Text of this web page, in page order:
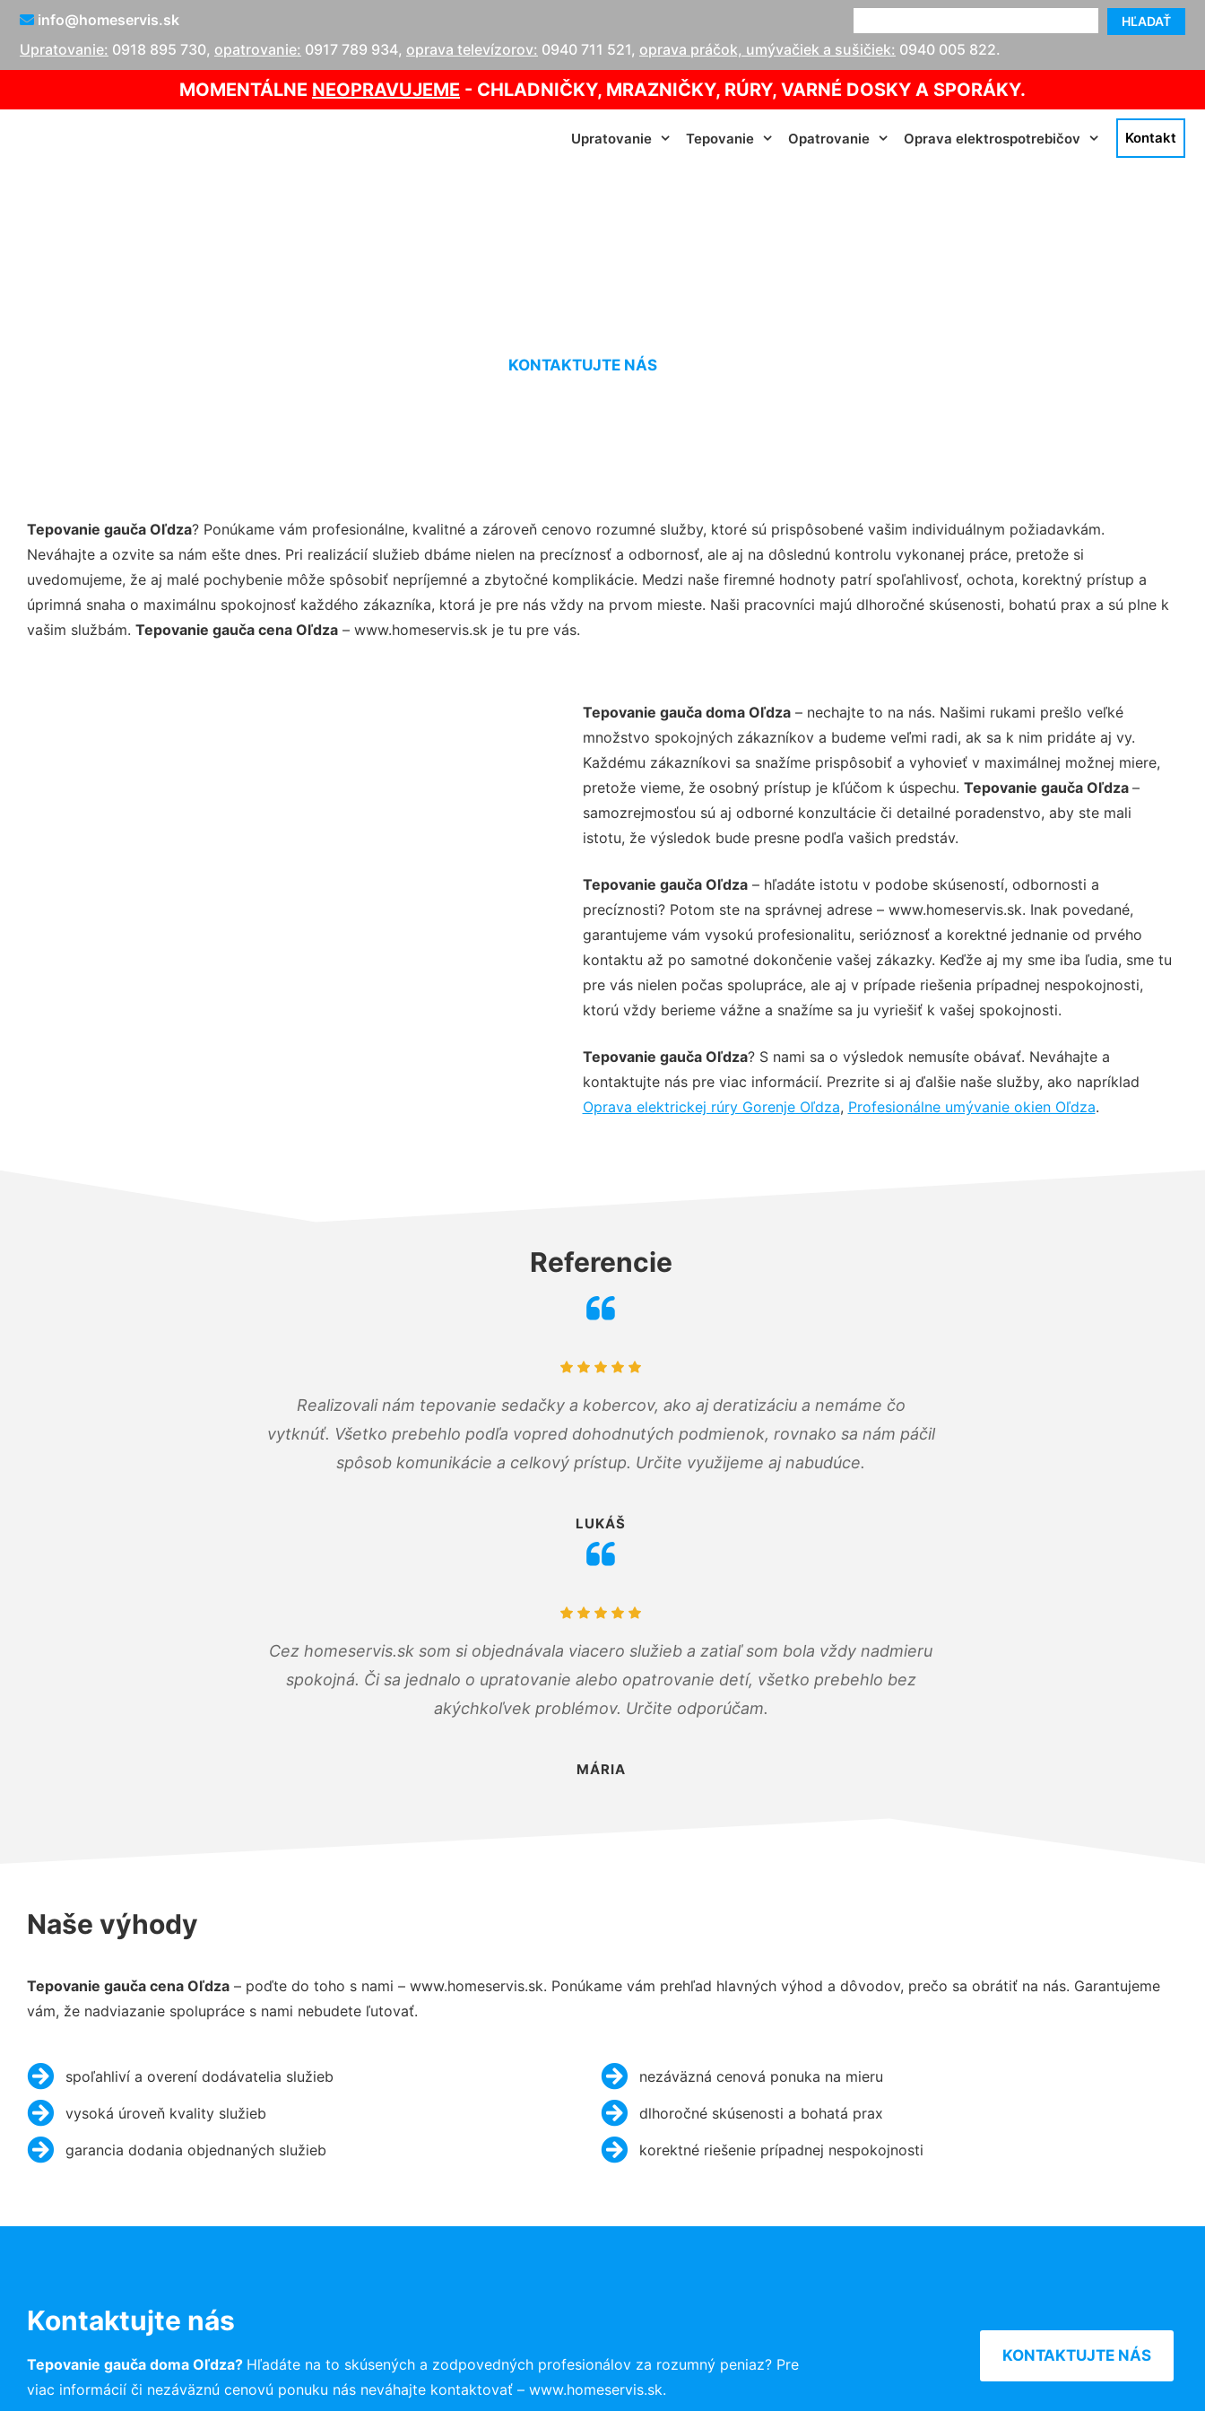
HĽADAŤ
info@homeservis.sk
Upratovanie: 0918 895 730, opatrovanie: 0917 789 934, oprava televízorov: 0940 711 521, oprava práčok, umývačiek a sušičiek: 0940 005 822.
MOMENTÁLNE NEOPRAVUJEME - CHLADNIČKY, MRAZNIČKY, RÚRY, VARNÉ DOSKY A SPORÁKY.
Upratovanie Tepovanie Opatrovanie Oprava elektrospotrebičov Kontakt
KONTAKTUJTE NÁS
Tepovanie gauča Oľdza? Ponúkame vám profesionálne, kvalitné a zároveň cenovo rozumné služby, ktoré sú prispôsobené vašim individuálnym požiadavkám.
Neváhajte a ozvite sa nám ešte dnes. Pri realizácií služieb dbáme nielen na precíznosť a odbornosť, ale aj na dôslednú kontrolu vykonanej práce, pretože si
uvedomujeme, že aj malé pochybenie môže spôsobiť nepríjemné a zbytočné komplikácie. Medzi naše firemné hodnoty patrí spoľahlivosť, ochota, korektný prístup a
úprimná snaha o maximálnu spokojnosť každého zákazníka, ktorá je pre nás vždy na prvom mieste. Naši pracovníci majú dlhoročné skúsenosti, bohatú prax a sú plne k
vašim službám. Tepovanie gauča cena Oľdza – www.homeservis.sk je tu pre vás.
Tepovanie gauča doma Oľdza– nechajte to na nás. Našimi rukami prešlo veľké
množstvo spokojných zákazníkov a budeme veľmi radi, ak sa k nim pridáte aj vy.
Každému zákazníkovi sa snažíme prispôsobiť a vyhovieť v maximálnej možnej miere,
pretože vieme, že osobný prístup je kľúčom k úspechu. Tepovanie gauča Oľdza –
samozrejmosťou sú aj odborné konzultácie či detailné poradenstvo, aby ste mali
istotu, že výsledok bude presne podľa vašich predstáv.
Tepovanie gauča Oľdza– hľadáte istotu v podobe skúseností, odbornosti a
precíznosti? Potom ste na správnej adrese – www.homeservis.sk. Inak povedané,
garantujeme vám vysokú profesionalitu, serióznosť a korektné jednanie od prvého
kontaktu až po samotné dokončenie vašej zákazky. Keďže aj my sme iba ľudia, sme tu
pre vás nielen počas spolupráce, ale aj v prípade riešenia prípadnej nespokojnosti,
ktorú vždy berieme vážne a snažíme sa ju vyriešiť k vašej spokojnosti.
Tepovanie gauča Oľdza? S nami sa o výsledok nemusíte obávať. Neváhajte a
kontaktujte nás pre viac informácií. Prezrite si aj ďalšie naše služby, ako napríklad
Oprava elektrickej rúry Gorenje Oľdza, Profesionálne umývanie okien Oľdza.
Referencie
Realizovali nám tepovanie sedačky a kobercov, ako aj deratizáciu a nemáme čo
vytknúť. Všetko prebehlo podľa vopred dohodnutých podmienok, rovnako sa nám páčil
spôsob komunikácie a celkový prístup. Určite využijeme aj nabudúce.
LUKÁŠ
Cez homeservis.sk som si objednávala viacero služieb a zatiaľ som bola vždy nadmieru
spokojná. Či sa jednalo o upratovanie alebo opatrovanie detí, všetko prebehlo bez
akýchkoľvek problémov. Určite odporúčam.
MÁRIA
Naše výhody
Tepovanie gauča cena Oľdza – poďte do toho s nami – www.homeservis.sk. Ponúkame vám prehľad hlavných výhod a dôvodov, prečo sa obrátiť na nás. Garantujeme
vám, že nadviazanie spolupráce s nami nebudete ľutovať.
spoľahliví a overení dodávatelia služieb
vysoká úroveň kvality služieb
garancia dodania objednaných služieb
nezáväzná cenová ponuka na mieru
dlhoročné skúsenosti a bohatá prax
korektné riešenie prípadnej nespokojnosti
Kontaktujte nás
Tepovanie gauča doma Oľdza? Hľadáte na to skúsených a zodpovedných profesionálov za rozumný peniaz? Pre
viac informácií či nezáväznú cenovú ponuku nás neváhajte kontaktovať – www.homeservis.sk.
KONTAKTUJTE NÁS